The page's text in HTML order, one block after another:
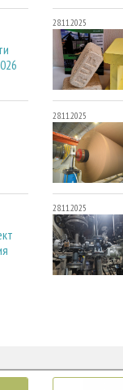
28.11.2025
28.11.2025
28.11.2025